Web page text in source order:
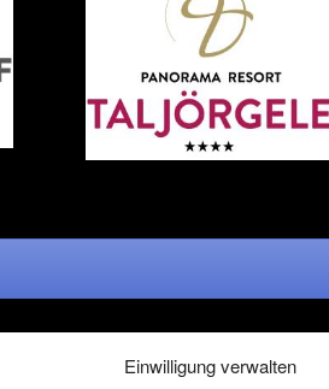
Einwilligung verwalten